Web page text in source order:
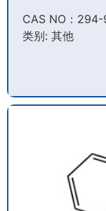
CAS NO：
类别: 其他